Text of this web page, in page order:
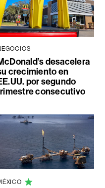
desacelera
crecimiento en
por segundo
consecutivo